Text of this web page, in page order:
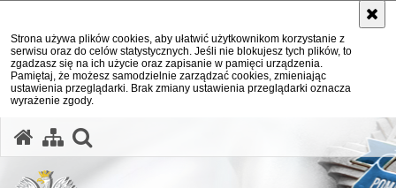
Strona używa plików cookies, aby ułatwić użytkownikom korzystanie z
serwisu oraz do celów statystycznych. Jeśli nie blokujesz tych plików, to
zgadzasz się na ich użycie oraz zapisanie w pamięci urządzenia.
Pamiętaj, że możesz samodzielnie zarządzać cookies, zmieniając
ustawienia przeglądarki. Brak zmiany ustawienia przeglądarki oznacza
wyrażenie zgody.